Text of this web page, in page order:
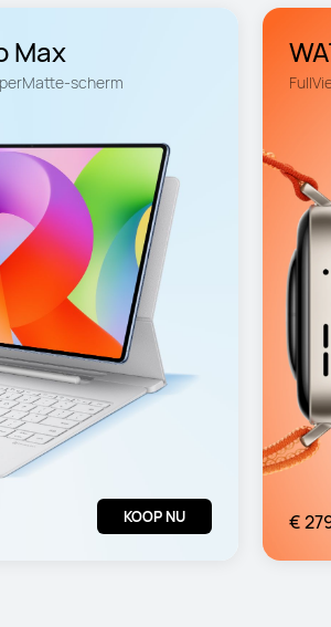
Max
scherm
KOOP NU €